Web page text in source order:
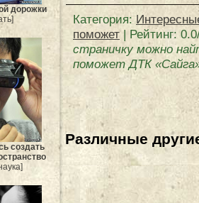
дорожки
создать
Категория:
поможет| Рейтинг: 0.0
страничку можно
поможет ДТК
Различные